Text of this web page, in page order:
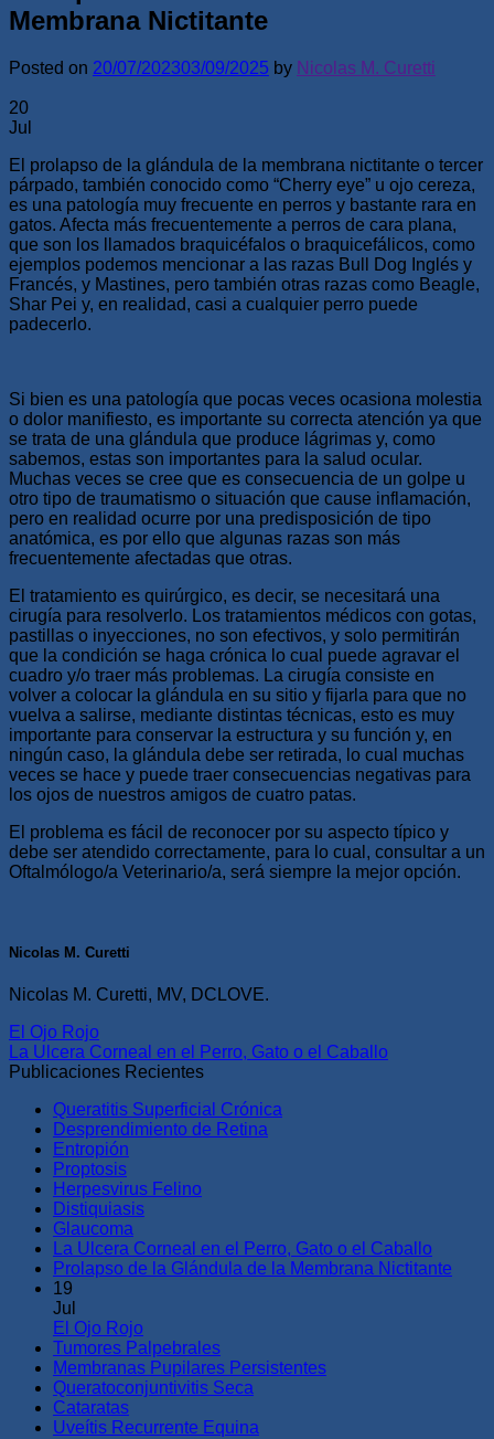
Membrana Nictitante
Posted on 20/07/202303/09/2025 by Nicolas M. Curetti
20
Jul
El prolapso de la glándula de la membrana nictitante o tercer
párpado, también conocido como “Cherry eye” u ojo cereza,
es una patología muy frecuente en perros y bastante rara en
gatos. Afecta más frecuentemente a perros de cara plana,
que son los llamados braquicéfalos o braquicefálicos, como
ejemplos podemos mencionar a las razas Bull Dog Inglés y
Francés, y Mastines, pero también otras razas como Beagle,
Shar Pei y, en realidad, casi a cualquier perro puede
padecerlo.
Si bien es una patología que pocas veces ocasiona molestia
o dolor manifiesto, es importante su correcta atención ya que
se trata de una glándula que produce lágrimas y, como
sabemos, estas son importantes para la salud ocular.
Muchas veces se cree que es consecuencia de un golpe u
otro tipo de traumatismo o situación que cause inflamación,
pero en realidad ocurre por una predisposición de tipo
anatómica, es por ello que algunas razas son más
frecuentemente afectadas que otras.
El tratamiento es quirúrgico, es decir, se necesitará una
cirugía para resolverlo. Los tratamientos médicos con gotas,
pastillas o inyecciones, no son efectivos, y solo permitirán
que la condición se haga crónica lo cual puede agravar el
cuadro y/o traer más problemas. La cirugía consiste en
volver a colocar la glándula en su sitio y fijarla para que no
vuelva a salirse, mediante distintas técnicas, esto es muy
importante para conservar la estructura y su función y, en
ningún caso, la glándula debe ser retirada, lo cual muchas
veces se hace y puede traer consecuencias negativas para
los ojos de nuestros amigos de cuatro patas.
El problema es fácil de reconocer por su aspecto típico y
debe ser atendido correctamente, para lo cual, consultar a un
Oftalmólogo/a Veterinario/a, será siempre la mejor opción.
Nicolas M. Curetti
Nicolas M. Curetti, MV, DCLOVE.
El Ojo Rojo
La Ulcera Corneal en el Perro, Gato o el Caballo
Publicaciones Recientes
Queratitis Superficial Crónica
Desprendimiento de Retina
Entropión
Proptosis
Herpesvirus Felino
Distiquiasis
Glaucoma
La Ulcera Corneal en el Perro, Gato o el Caballo
Prolapso de la Glándula de la Membrana Nictitante
19
Jul
El Ojo Rojo
Tumores Palpebrales
Membranas Pupilares Persistentes
Queratoconjuntivitis Seca
Cataratas
Uveítis Recurrente Equina